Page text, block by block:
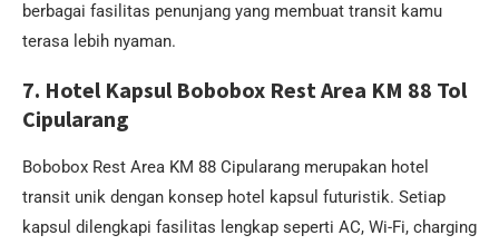
berbagai fasilitas penunjang yang membuat transit kamu
terasa lebih nyaman.
7. Hotel Kapsul Bobobox Rest Area KM 88 Tol
Cipularang
Bobobox Rest Area KM 88 Cipularang merupakan hotel
transit unik dengan konsep hotel kapsul futuristik. Setiap
kapsul dilengkapi fasilitas lengkap seperti AC, Wi-Fi, charging